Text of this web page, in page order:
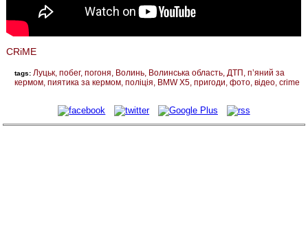
CRiME
tags: Луцьк побег погоня Волинь Волинська область ДТП п’яний за
кермом пиятика за кермом поліція BMW X5 пригоди фото відео crime